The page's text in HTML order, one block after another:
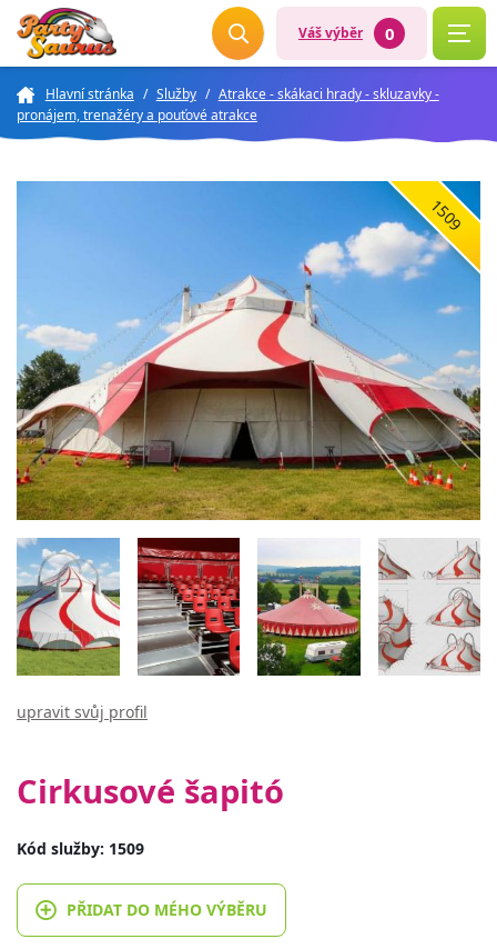
Váš výběr 0
Hlavní stránka / Služby / Atrakce - skákaci hrady - skluzavky -
pronájem, trenažéry a pouťové atrakce
1509
upravit svůj profil
Cirkusové šapitó
Kód služby: 1509
PŘIDAT DO MÉHO VÝBĚRU